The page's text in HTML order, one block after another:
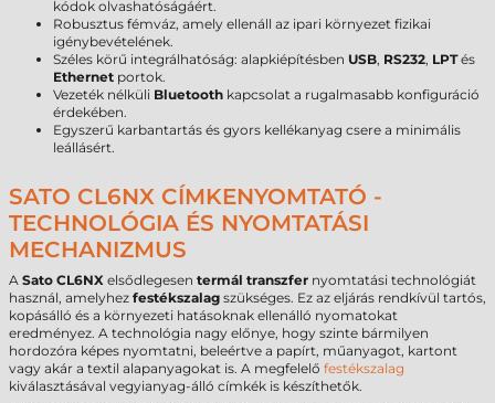
kódok olvashatóságáért.
Robusztus fémváz, amely ellenáll az ipari környezet fizikai
igénybevételének.
Széles körű integrálhatóság: alapkiépítésben USB, RS232, LPTés
Ethernet portok.
Vezeték nélküli Bluetooth kapcsolat a rugalmasabb konfiguráció
érdekében.
Egyszerű karbantartás és gyors kellékanyag csere a minimális
leállásért.
SATO CL6NX CÍMKENYOMTATÓ -
TECHNOLÓGIA ÉS NYOMTATÁSI
MECHANIZMUS
A Sato CL6NX elsődlegesen termál transzfer nyomtatási technológiát
használ, amelyhez festékszalag szükséges. Ez az eljárás rendkívül tartós,
kopásálló és a környezeti hatásoknak ellenálló nyomatokat
eredményez. A technológia nagy előnye, hogy szinte bármilyen
hordozóra képes nyomtatni, beleértve a papírt, műanyagot, kartont
vagy akár a textil alapanyagokat is. A megfelelő festékszalag
kiválasztásával vegyianyag-álló címkék is készíthetők.